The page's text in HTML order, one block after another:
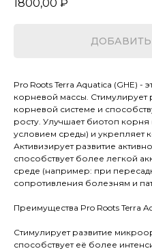
1800,00 ₽
Pro Roots Terra Aquatica (GHE) -
корневой массы. Стимулирует
корневой системе и
росту. Улучшает биотоп
условием среды) и укрепляет
Активизирует развитие
способствует более легкой
среде (например: при
сопротивления болезням и
Преимущества Pro Roots Terra
Стимулирует развитие
способствует её более